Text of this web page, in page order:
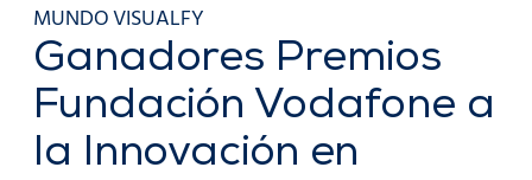
MUNDO VISUALFY
Ganadores Premios
Fundación Vodafone a
la Innovación en